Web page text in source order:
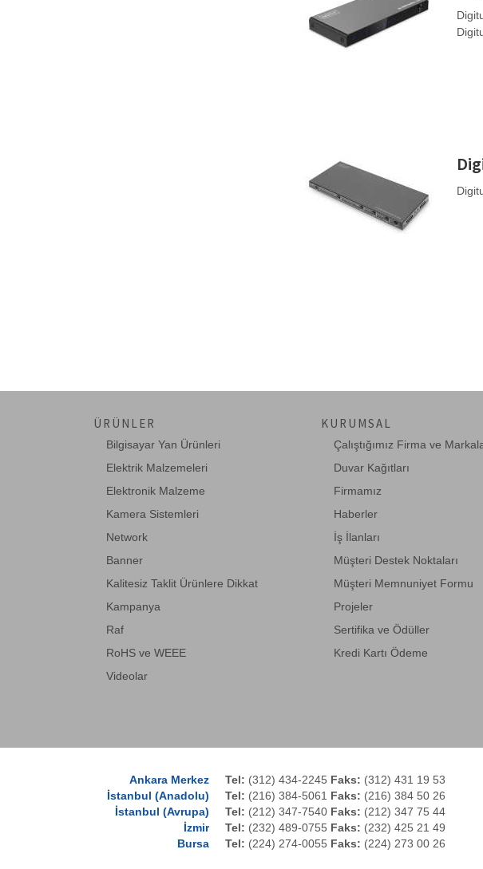
ÜRÜNLER
Bilgisayar Yan Ürünleri
Elektrik Malzemeleri
Elektronik Malzeme
Kamera Sistemleri
Network
Banner
Kalitesiz Taklit Ürünlere Dikkat
Kampanya
Raf
RoHS ve WEEE
Videolar
KURUMSAL
Çalıştığımız Firma ve
Duvar Kağıtları
Firmamız
Haberler
İş İlanları
Müşteri Destek Noktaları
Müşteri Memnuniyet Formu
Projeler
Sertifika ve Ödüller
Kredi Kartı Ödeme
Ankara Merkez Tel: (312) 434-2245 Faks: (312) 431 19 53
İstanbul (Anadolu)
Tel: (216) 384-5061 Faks: (216) 384 50 26
İstanbul (Avrupa)
Tel: (212) 347-7540 Faks: (212) 347 75 44
İzmir
Tel: (232) 489-0755 Faks: (232) 425 21 49
Bursa
Tel: (224) 274-0055 Faks: (224) 273 00 26